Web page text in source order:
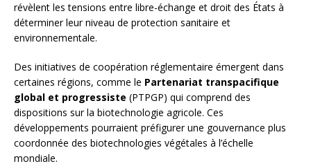
révèlent les tensions entre libre-échange et droit des États à
déterminer leur niveau de protection sanitaire et
environnementale.
Des initiatives de coopération réglementaire émergent dans
certaines régions, comme le Partenariat transpacifique
global et progressiste (PTPGP) qui comprend des
dispositions sur la biotechnologie agricole. Ces
développements pourraient préfigurer une gouvernance plus
coordonnée des biotechnologies végétales à l’échelle
mondiale.